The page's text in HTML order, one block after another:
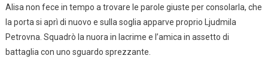
Alisa non fece in tempo a trovare le parole giuste per consolarla, che
la porta si aprì di nuovo e sulla soglia apparve proprio Ljudmila
Petrovna. Squadrò la nuora in lacrime e l’amica in assetto di
battaglia con uno sguardo sprezzante.